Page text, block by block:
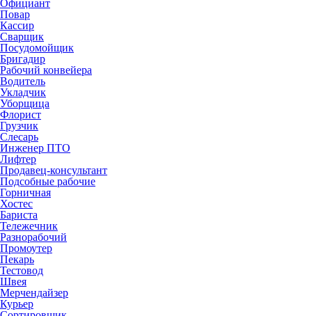
Официант
Повар
Кассир
Сварщик
Посудомойщик
Бригадир
Рабочий конвейера
Водитель
Укладчик
Уборщица
Флорист
Грузчик
Слесарь
Инженер ПТО
Лифтер
Продавец-консультант
Подсобные рабочие
Горничная
Хостес
Бариста
Тележечник
Разнорабочий
Промоутер
Пекарь
Тестовод
Швея
Мерчендайзер
Курьер